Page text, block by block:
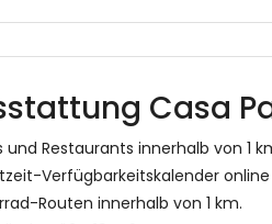
Flughafen: Jerez de la
Verkehrsanbindung in
Haustiere erlaubt
und Dienstleistungen,
(WiFi)
Casa
und Restaurants innerhalb von 1
Verfügbarkeitskalender online
Routen innerhalb von 1 km.